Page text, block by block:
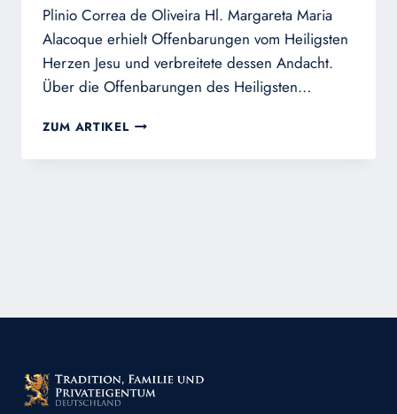
Plinio Correa de Oliveira Hl. Margareta Maria
Alacoque erhielt Offenbarungen vom Heiligsten
Herzen Jesu und verbreitete dessen Andacht.
Über die Offenbarungen des Heiligsten…
ZUM ARTIKEL DIE
DES